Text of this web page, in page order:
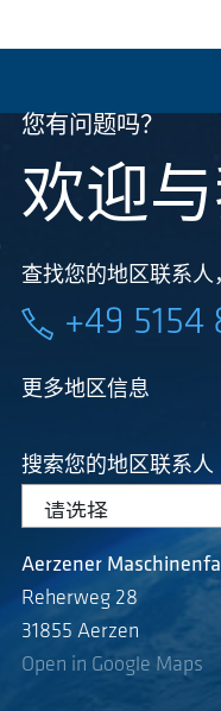
您有问题吗？
欢迎
查找您的地区联系人
+49 5154
更多地区信息
搜索您的地区联系人
Aerzener
Reherweg 28
31855 Aerzen
Open in Google Maps